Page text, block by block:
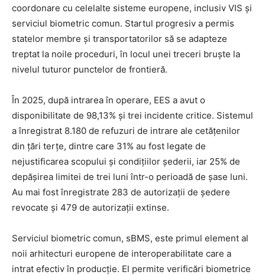
coordonare cu celelalte sisteme europene, inclusiv VIS și
serviciul biometric comun. Startul progresiv a permis
statelor membre și transportatorilor să se adapteze
treptat la noile proceduri, în locul unei treceri bruște la
nivelul tuturor punctelor de frontieră.
În 2025, după intrarea în operare, EES a avut o
disponibilitate de 98,13% și trei incidente critice. Sistemul
a înregistrat 8.180 de refuzuri de intrare ale cetățenilor
din țări terțe, dintre care 31% au fost legate de
nejustificarea scopului și condițiilor șederii, iar 25% de
depășirea limitei de trei luni într-o perioadă de șase luni.
Au mai fost înregistrate 283 de autorizații de ședere
revocate și 479 de autorizații extinse.
Serviciul biometric comun, sBMS, este primul element al
noii arhitecturi europene de interoperabilitate care a
intrat efectiv în producție. El permite verificări biometrice